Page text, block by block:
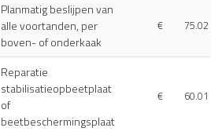
Planmatig beslijpen van
alle voortanden, per
boven- of onderkaak
€ 75.02
Reparatie
stabilisatieopbeetplaat
of
beetbeschermingsplaat
€ 60.01